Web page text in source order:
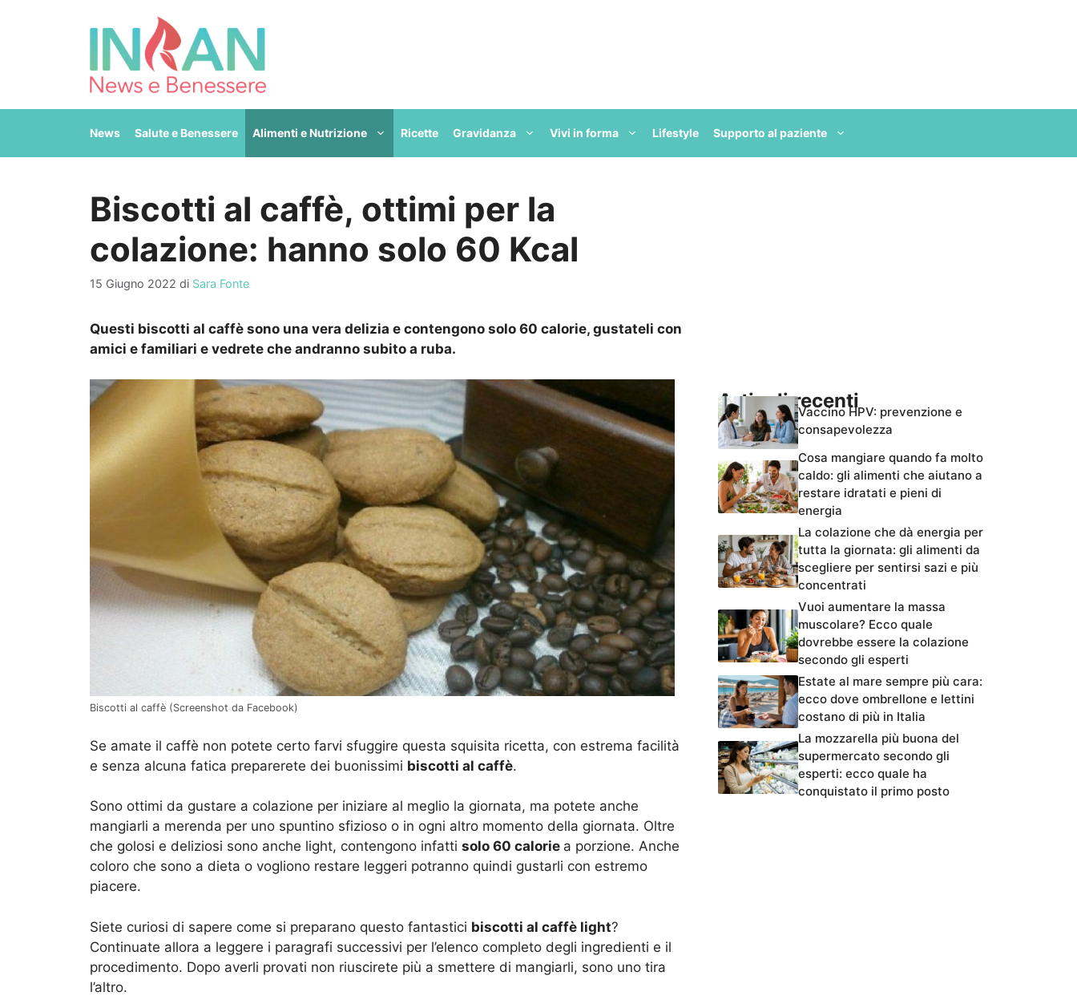
News Salute e Benessere Alimenti e Nutrizione Ricette Gravidanza Vivi in forma Lifestyle Supporto al paziente
Biscotti al caffè, ottimi per la
colazione: hanno solo 60 Kcal
15 Giugno 2022 di Sara Fonte
Questi biscotti al caffè sono una vera delizia e contengono solo 60 calorie, gustateli con
amici e familiari e vedrete che andranno subito a ruba.
Biscotti al caffè (Screenshot da Facebook)
Se amate il caffè non potete certo farvi sfuggire questa squisita ricetta, con estrema facilità
e senza alcuna fatica preparerete dei buonissimi biscotti al caffè.
Sono ottimi da gustare a colazione per iniziare al meglio la giornata, ma potete anche
mangiarli a merenda per uno spuntino sfizioso o in ogni altro momento della giornata. Oltre
che golosi e deliziosi sono anche light, contengono infatti solo 60 calorie a porzione. Anche
coloro che sono a dieta o vogliono restare leggeri potranno quindi gustarli con estremo
piacere.
Siete curiosi di sapere come si preparano questo fantastici biscotti al caffè light?
Continuate allora a leggere i paragrafi successivi per l’elenco completo degli ingredienti e il
procedimento. Dopo averli provati non riuscirete più a smettere di mangiarli, sono uno tira
l’altro.
Articoli recentiVaccino HPV: prevenzione e
consapevolezza
Cosa mangiare quando fa molto
caldo: gli alimenti che aiutano a
restare idratati e pieni di
energia
La colazione che dà energia per
tutta la giornata: gli alimenti da
scegliere per sentirsi sazi e più
concentrati
Vuoi aumentare la massa
muscolare? Ecco quale
dovrebbe essere la colazione
secondo gli esperti
Estate al mare sempre più cara:
ecco dove ombrellone e lettini
costano di più in Italia
La mozzarella più buona del
supermercato secondo gli
esperti: ecco quale ha
conquistato il primo posto